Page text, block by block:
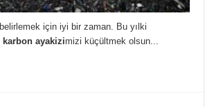
için iyi bir zaman. Bu yılki
karbon ayakizimizi küçültmek olsun...